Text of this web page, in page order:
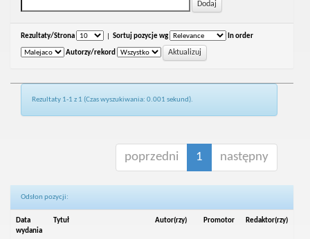
Rezultaty/Strona Sortuj pozycje wg In order
Autorzy/rekord
Rezultaty 1-1 z 1 (Czas wyszukiwania: 0.001 sekund).
poprzedni 1 następny
Odsłon pozycji:
Data
wydania
Tytuł Autor(rzy) Promotor Redaktor(rzy)